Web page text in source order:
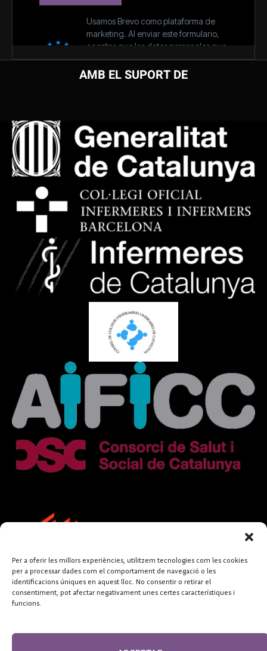
Per a oferir les millors experiències, utilitzem tecnologies com les cookies
per a processar dades com el comportament de navegació o les
identificacions úniques en aquest lloc. No consentir o retirar el
consentiment, pot afectar negativament unes certes característiques i
funcions.
AMB EL SUPORT DE
FUNDACIÓ